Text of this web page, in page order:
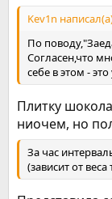
Kev1n
По
Согласен,что
себе в этом -
Плитку
ниочем, но
За час
(зависит от веса